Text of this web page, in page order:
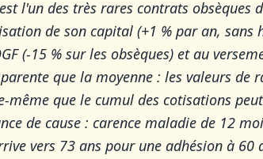
l'un des très rares contrats
de son capital (+1 % par an,
(-15 % sur les obsèques) et au
que la moyenne : les valeurs de
même que le cumul des cotisations
de cause : carence maladie de 12
vers 73 ans pour une adhésion à 60